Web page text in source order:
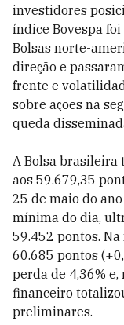
investidores
índice Bovespa
Bolsas norte-
direção e
frente e
sobre ações na
queda
A Bolsa brasileira
aos 59.679,35
25 de maio do
mínima do dia,
59.452 pontos.
60.685 pontos
perda de 4,36% e,
financeiro
preliminares.